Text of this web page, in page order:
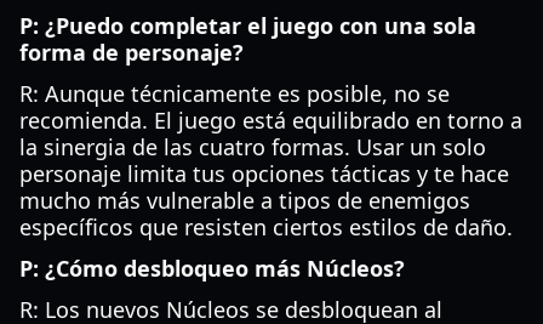
P: ¿Puedo completar el juego con una sola
forma de personaje?
R: Aunque técnicamente es posible, no se
recomienda. El juego está equilibrado en torno a
la sinergia de las cuatro formas. Usar un solo
personaje limita tus opciones tácticas y te hace
mucho más vulnerable a tipos de enemigos
específicos que resisten ciertos estilos de daño.
P: ¿Cómo desbloqueo más Núcleos?
R: Los nuevos Núcleos se desbloquean al